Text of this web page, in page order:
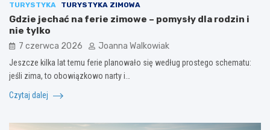
TURYSTYKA TURYSTYKA ZIMOWA
Gdzie jechać na ferie zimowe – pomysły dla rodzin i
nie tylko
7 czerwca 2026 Joanna Walkowiak
Jeszcze kilka lat temu ferie planowało się według prostego schematu:
jeśli zima, to obowiązkowo narty i…
Czytaj dalej